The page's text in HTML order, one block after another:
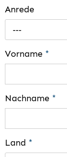
Anrede
---
Vorname *
Nachname *
Land *